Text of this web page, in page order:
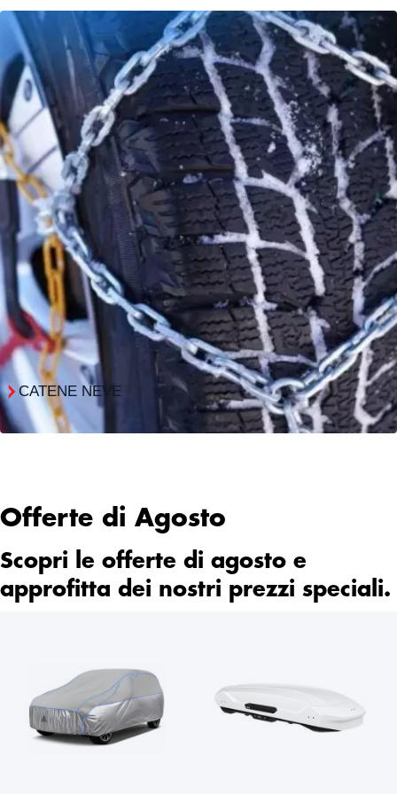
CATENE NEVE
Offerte di Agosto
Scopri le offerte di agosto e
approfitta dei nostri prezzi speciali.